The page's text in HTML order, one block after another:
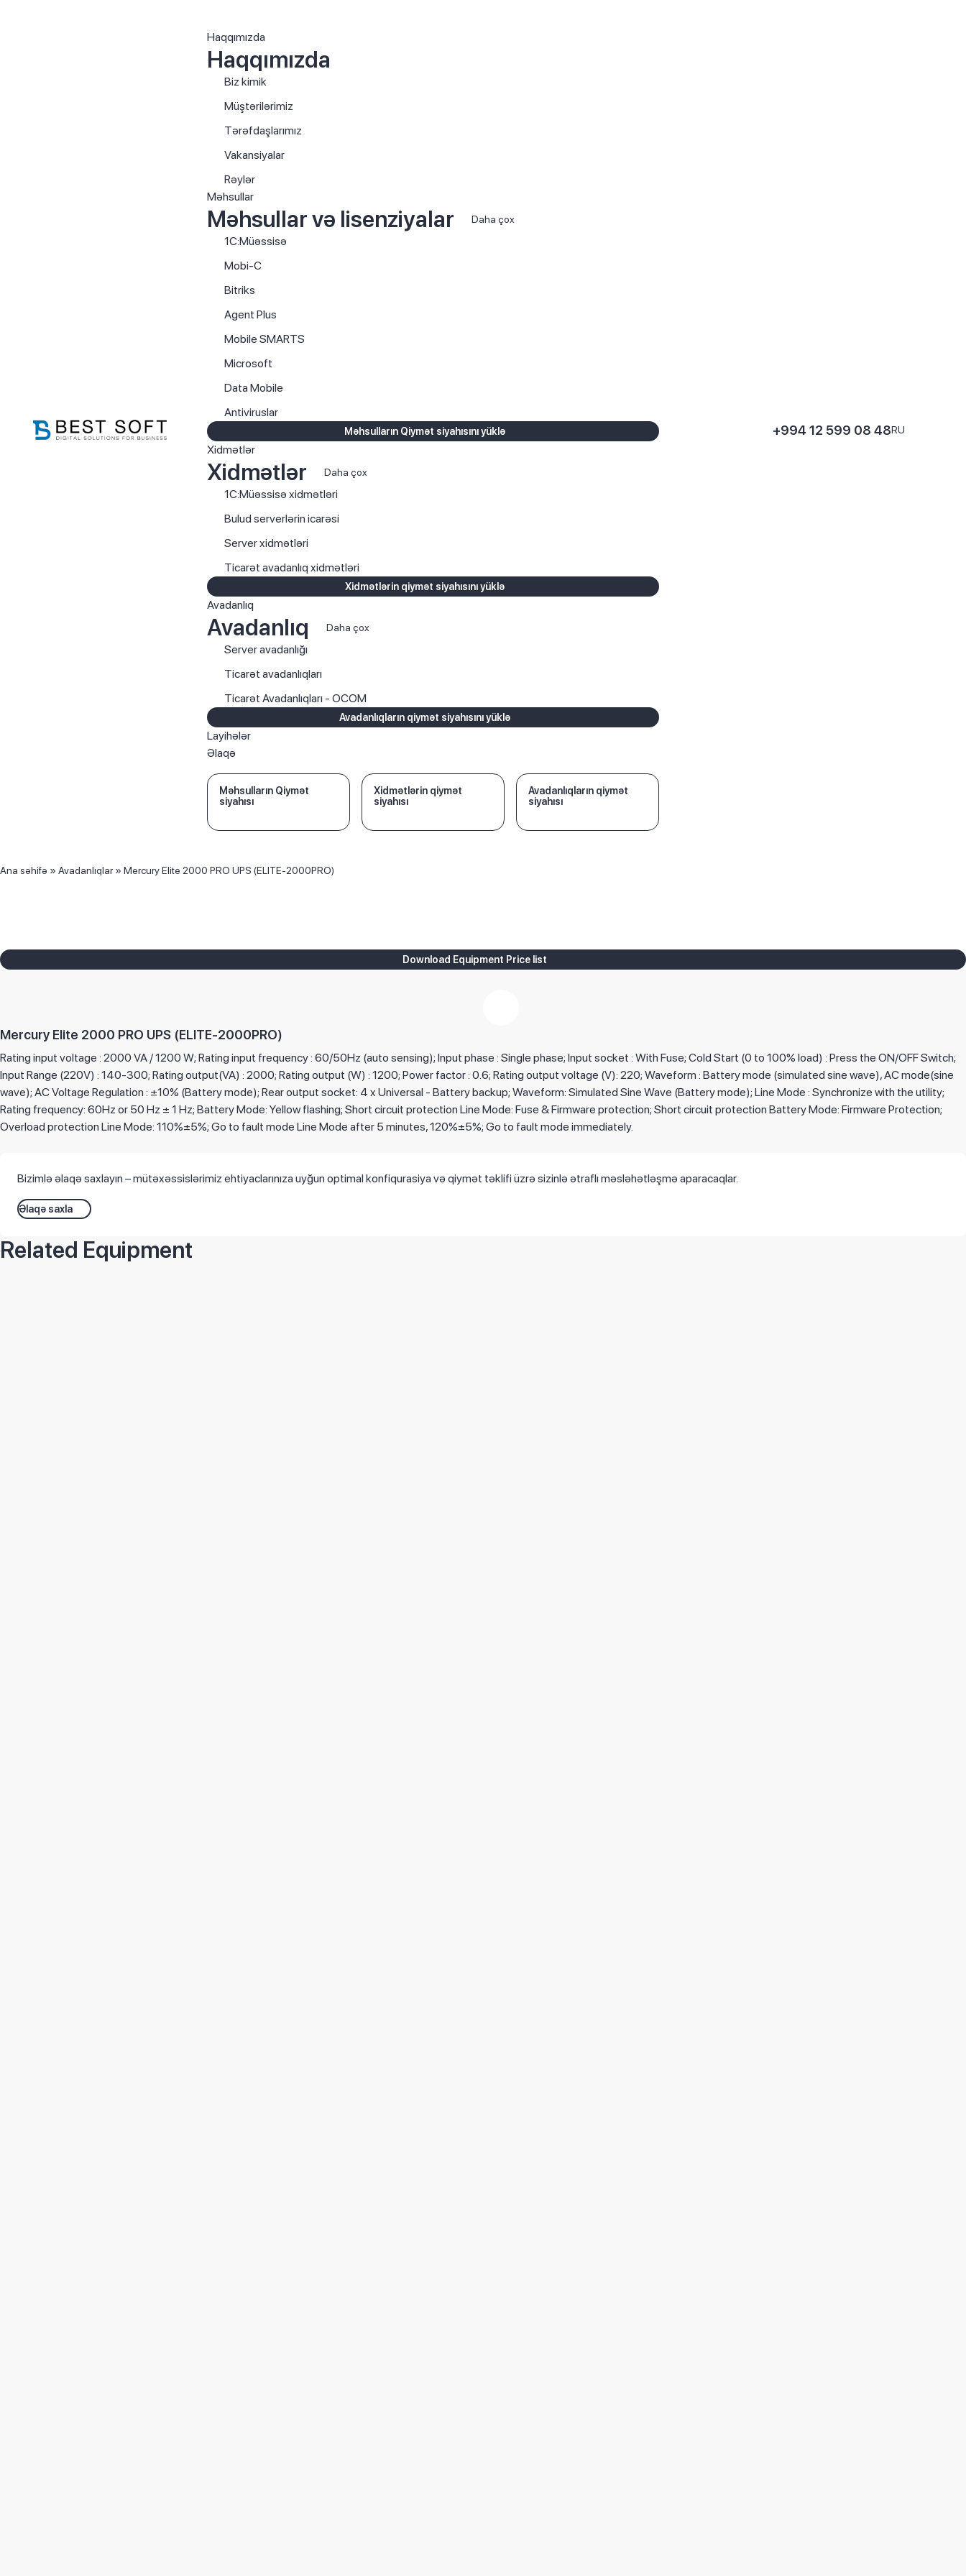
Haqqımızda
Haqqımızda
Biz kimik
Müştərilərimiz
Tərəfdaşlarımız
Vakansiyalar
Rəylər
Məhsullar
Məhsullar və lisenziyalar Daha çox
1C:Müəssisə
Mobi-C
Bitriks
Agent Plus
Mobile SMARTS
Microsoft
Data Mobile
Antiviruslar
Məhsulların Qiymət siyahısını yüklə
Xidmətlər
Xidmətlər Daha çox
1C:Müəssisə xidmətləri
Bulud serverlərin icarəsi
Server xidmətləri
Ticarət avadanlıq xidmətləri
Xidmətlərin qiymət siyahısını yüklə
Avadanlıq
Avadanlıq Daha çox
Server avadanlığı
Ticarət avadanlıqları
Ticarət Avadanlıqları - OCOM
Avadanlıqların qiymət siyahısını yüklə
Layihələr
Əlaqə
Məhsulların Qiymət
siyahısı
Xidmətlərin qiymət
siyahısı
Avadanlıqların qiymət
siyahısı
+994 12 599 08 48RU
Ana səhifə » Avadanlıqlar» Mercury Elite 2000 PRO UPS (ELITE-2000PRO)
Download Equipment Price list
Mercury Elite 2000 PRO UPS (ELITE-2000PRO)
Rating input voltage : 2000 VA / 1200 W; Rating input frequency : 60/50Hz (auto sensing); Input phase : Single phase; Input socket : With Fuse; Cold Start (0 to 100% load) : Press the ON/OFF Switch;
Input Range (220V) : 140-300; Rating output(VA) : 2000; Rating output (W) : 1200; Power factor : 0.6; Rating output voltage (V): 220; Waveform : Battery mode (simulated sine wave), AC mode(sine
wave); AC Voltage Regulation : ±10% (Battery mode); Rear output socket: 4 x Universal - Battery backup; Waveform: Simulated Sine Wave (Battery mode); Line Mode : Synchronize with the utility;
Rating frequency: 60Hz or 50 Hz ± 1 Hz; Battery Mode: Yellow flashing; Short circuit protection Line Mode: Fuse & Firmware protection; Short circuit protection Battery Mode: Firmware Protection;
Overload protection Line Mode: 110%±5%; Go to fault mode Line Mode after 5 minutes, 120%±5%; Go to fault mode immediately.
Bizimlə əlaqə saxlayın – mütəxəssislərimiz ehtiyaclarınıza uyğun optimal konfiqurasiya və qiymət təklifi üzrə sizinlə ətraflı məsləhətləşmə aparacaqlar.
Əlaqə saxla
Related Equipment